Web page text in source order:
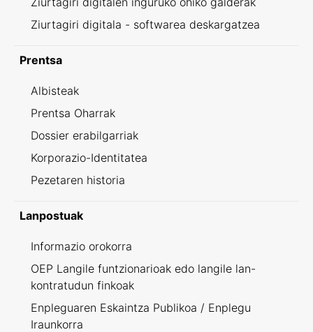
Ziurtagiri digitala - softwarea deskargatzea
Prentsa
Albisteak
Prentsa Oharrak
Dossier erabilgarriak
Korporazio-Identitatea
Pezetaren historia
Lanpostuak
Informazio orokorra
OEP Langile funtzionarioak edo langile lan-
kontratudun finkoak
Enpleguaren Eskaintza Publikoa / Enplegu
Iraunkorra